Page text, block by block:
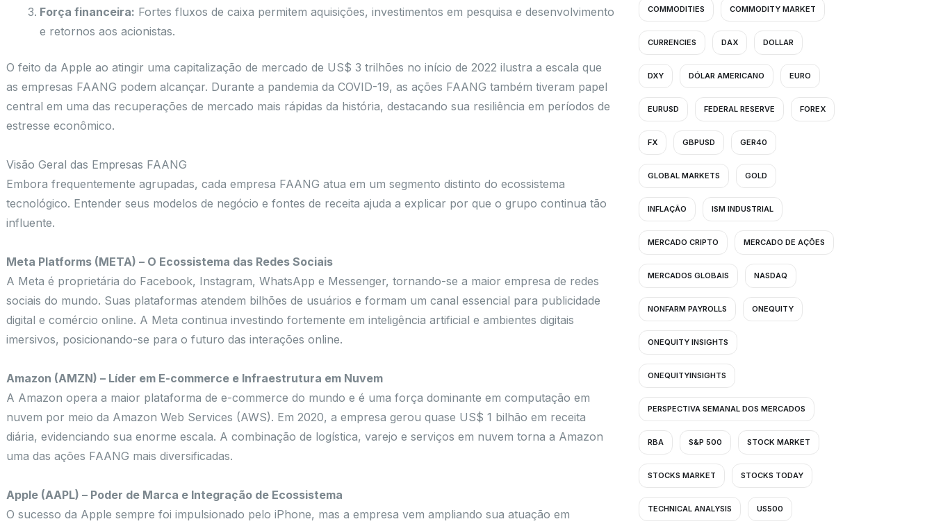
Força financeira: Fortes fluxos de caixa permitem aquisições, investimentos em pesquisa e desenvolvimento
e retornos aos acionistas.
O feito da Apple ao atingir uma capitalização de mercado de US$ 3 trilhões no início de 2022 ilustra a escala que
as empresas FAANG podem alcançar. Durante a pandemia da COVID-19, as ações FAANG também tiveram papel
central em uma das recuperações de mercado mais rápidas da história, destacando sua resiliência em períodos de
estresse econômico.
Visão Geral das Empresas FAANG
Embora frequentemente agrupadas, cada empresa FAANG atua em um segmento distinto do ecossistema
tecnológico. Entender seus modelos de negócio e fontes de receita ajuda a explicar por que o grupo continua tão
influente.
Meta Platforms (META) – O Ecossistema das Redes Sociais
A Meta é proprietária do Facebook, Instagram, WhatsApp e Messenger, tornando-se a maior empresa de redes
sociais do mundo. Suas plataformas atendem bilhões de usuários e formam um canal essencial para publicidade
digital e comércio online. A Meta continua investindo fortemente em inteligência artificial e ambientes digitais
imersivos, posicionando-se para o futuro das interações online.
Amazon (AMZN) – Líder em E-commerce e Infraestrutura em Nuvem
A Amazon opera a maior plataforma de e-commerce do mundo e é uma força dominante em computação em
nuvem por meio da Amazon Web Services (AWS). Em 2020, a empresa gerou quase US$ 1 bilhão em receita
diária, evidenciando sua enorme escala. A combinação de logística, varejo e serviços em nuvem torna a Amazon
uma das ações FAANG mais diversificadas.
Apple (AAPL) – Poder de Marca e Integração de Ecossistema
O sucesso da Apple sempre foi impulsionado pelo iPhone, mas a empresa vem ampliando sua atuação em
COMMODITIES COMMODITY MARKET
CURRENCIES DAX DOLLAR
DXY DÓLAR AMERICANO EURO
EURUSD FEDERAL RESERVE FOREX
FX GBPUSD GER40
GLOBAL MARKETS GOLD
INFLAÇÃO ISM INDUSTRIAL
MERCADO CRIPTO MERCADO DE AÇÕES
MERCADOS GLOBAIS NASDAQ
NONFARM PAYROLLS ONEQUITY
ONEQUITY INSIGHTS
ONEQUITYINSIGHTS
PERSPECTIVA SEMANAL DOS MERCADOS
RBA S&P 500 STOCK MARKET
STOCKS MARKET STOCKS TODAY
TECHNICAL ANALYSIS US500